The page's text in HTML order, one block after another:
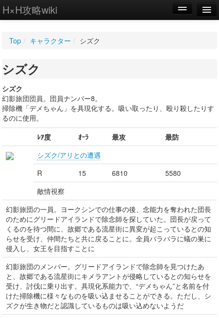
H×H攻略wiki
WIKI
設定
Top / キャラクター / シズク
シズク
シズク
幻影旅団団員。団員ナンバー8。
掃除機「デメちゃん」を具現化する。吸い取ったり、殴り殺したりす
るのに使用。
ﾚｱ度
ｵｰﾗ 最攻
最防
シズク/アリとの遭遇
R
15 6810
5580
敵情視察
幻影旅団の一員。ヨークシンでの仕事の後、念能力を奪われた団長
のためにグリードアイランドで除念師を探していた。団長が戻って
くるのを待つ間に、故郷である流星街に異変が起こっているとの知
らせを受け、仲間たちと共に戻ることに。全員バラバラに蟻の巣に
侵入し、女王を目指すことに
幻影旅団のメンバー。グリードアイランドで除念師を見つけたあ
と、故郷である流星街にキメラアントが侵略しているとの知らせを
受け、討伐に乗り出す。具現化系能力で、“デメちゃん”と名前を付
けた掃除機に様々なものを吸い込ませることができる。ただし、シ
ズクが生き物だと認識しているものは吸い込めないようだ